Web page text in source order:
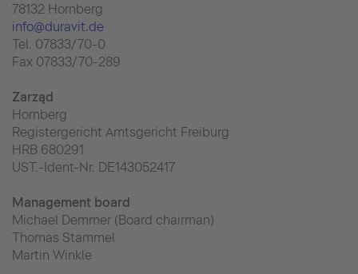
78132 Hornberg
info@duravit.de
Tel. 07833/70-0
Fax 07833/70-289
Zarząd
Hornberg
Registergericht Amtsgericht Freiburg
HRB 680291
UST.-Ident-Nr. DE143052417
Management board
Michael Demmer (Board chairman)
Thomas Stammel
Martin Winkle